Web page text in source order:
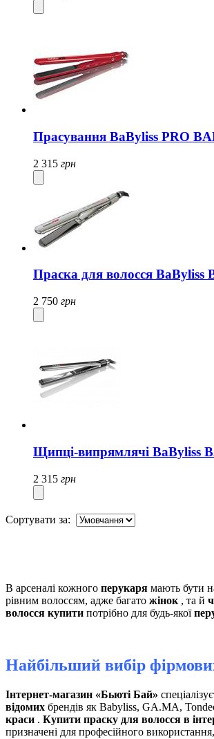
Прасування BaByliss PRO
2 315 грн
Праска для волосся BaByliss
2 750 грн
Щипці-випрямлячі BaByliss
2 315 грн
Сортувати за:
В арсеналі кожного перукаря мають бути
рівним волоссям, адже багато жінок , та й
волосся купити потрібно для будь-якої
Найбільший вибір
Інтернет-магазин «Бьюті Бай»
відомих брендів як Babyliss, GA.MA,
краси . Купити праску для волосся в
призначені для професійного